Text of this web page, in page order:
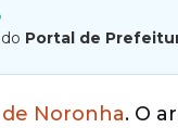
Portal de
Noronha. O